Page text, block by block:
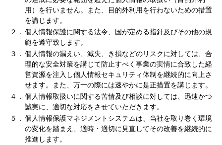
用）を行いません。また、目的外利用を行わないための措置
を講じます。
２． 個人情報保護に関する法令、国が定める指針及びその他の規
範を遵守致します。
３． 個人情報の漏えい、滅失、き損などのリスクに対しては、合
理的な安全対策を講じて防止すべく事業の実情に合致した経
営資源を注入し個人情報セキュリティ体制を継続的に向上さ
せます。また、万一の際には速やかに是正措置を講じます。
４． 個人情報取扱いに関する苦情及び相談に対しては、迅速かつ
誠実に、適切な対応をさせていただきます。
５． 個人情報保護マネジメントシステムは、当社を取り巻く環境
の変化を踏まえ、適時・適切に見直してその改善を継続的に
推進します。